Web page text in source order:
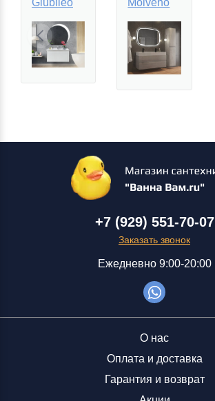
Giubileo Molveno
+7 (929) 551-70-07
Заказать звонок
Ежедневно 9:00-20:00
О нас
Оплата и доставка
Гарантия и возврат